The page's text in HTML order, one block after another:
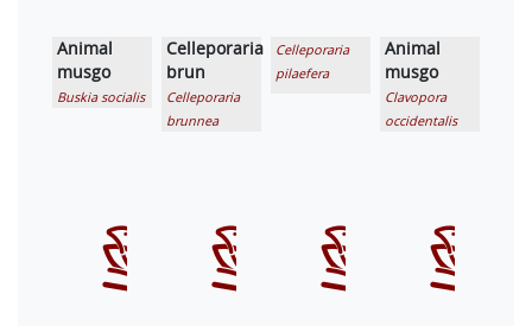
Animal
musgo
Buskia socialis
Celleporaria
brun
Celleporaria
brunnea
Celleporaria
pilaefera
Animal
musgo
Clavopora
occidentalis